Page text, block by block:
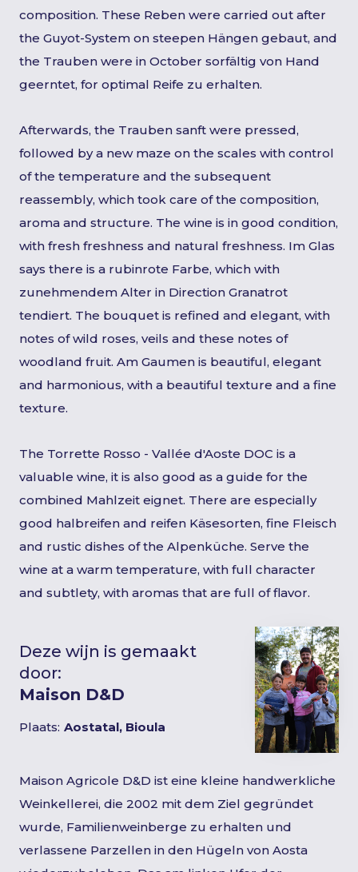
composition. These Reben were carried out after
the Guyot-System on steepen Hängen gebaut, and
the Trauben were in October sorfältig von Hand
geerntet, for optimal Reife zu erhalten.
Afterwards, the Trauben sanft were pressed,
followed by a new maze on the scales with control
of the temperature and the subsequent
reassembly, which took care of the composition,
aroma and structure. The wine is in good condition,
with fresh freshness and natural freshness. Im Glas
says there is a rubinrote Farbe, which with
zunehmendem Alter in Direction Granatrot
tendiert. The bouquet is refined and elegant, with
notes of wild roses, veils and these notes of
woodland fruit. Am Gaumen is beautiful, elegant
and harmonious, with a beautiful texture and a fine
texture.
The Torrette Rosso - Vallée d'Aoste DOC is a
valuable wine, it is also good as a guide for the
combined Mahlzeit eignet. There are especially
good halbreifen and reifen Käsesorten, fine Fleisch
and rustic dishes of the Alpenküche. Serve the
wine at a warm temperature, with full character
and subtlety, with aromas that are full of flavor.
Deze wijn is gemaakt
door:
Maison D&D
Plaats: Aostatal, Bioula
Maison Agricole D&D ist eine kleine handwerkliche
Weinkellerei, die 2002 mit dem Ziel gegründet
wurde, Familienweinberge zu erhalten und
verlassene Parzellen in den Hügeln von Aosta